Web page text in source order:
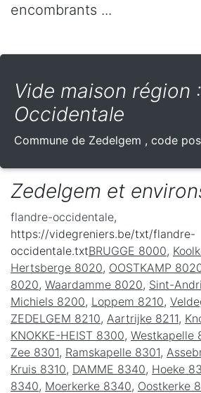
encombrants ...
Vide maison région
Occidentale
Commune de Zedelgem , code
Zedelgem et
flandre-occidentale,
https://videgreniers.be/txt/flandre-
occidentale.txtBRUGGE 8000,
Hertsberge 8020, OOSTKAMP
8020, Waardamme 8020, Sint-
Michiels 8200, Loppem 8210,
ZEDELGEM 8210, Aartrijke 8211,
KNOKKE-HEIST 8300, Westkapelle
Zee 8301, Ramskapelle 8301,
Kruis 8310, DAMME 8340, Hoeke
8340, Moerkerke 8340, Oostkerke